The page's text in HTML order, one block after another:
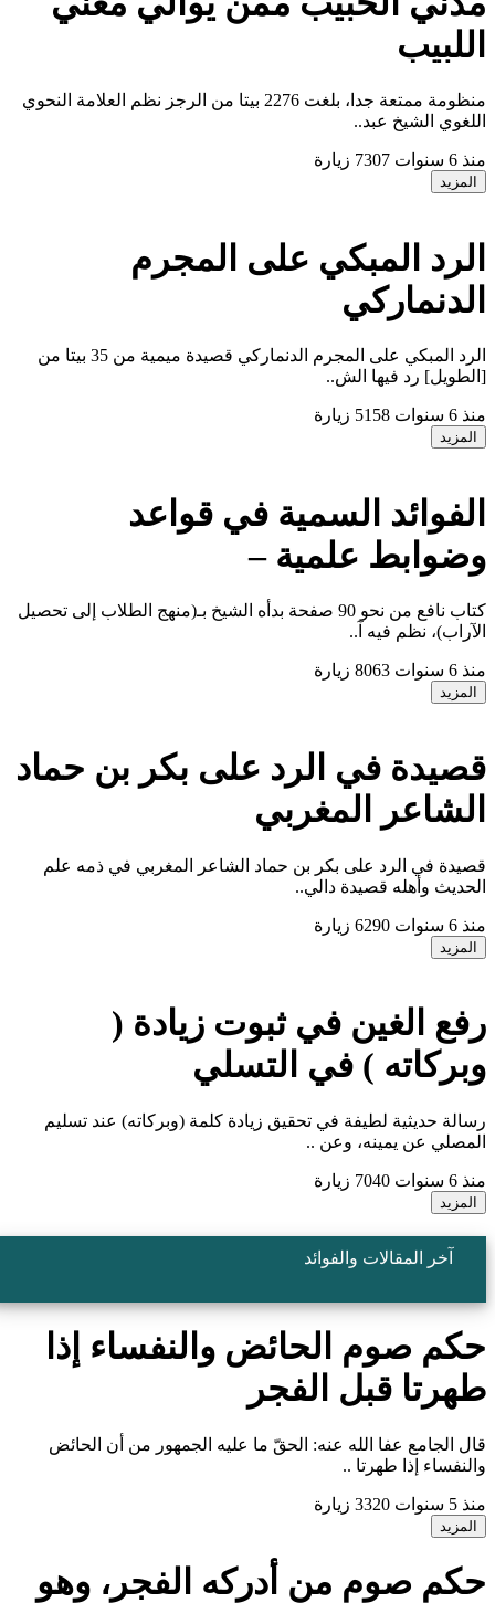
اللبيب
منظومة ممتعة جدا، بلغت 2276 بيتا من الرجز نظم العلامة النحوي
اللغوي الشيخ عبد..
منذ 6 سنوات 7307 زيارة
المزيد
الرد المبكي على المجرم
الدنماركي
الرد المبكي على المجرم الدنماركي قصيدة ميمية من 35 بيتا من
[الطويل] رد فيها الش..
منذ 6 سنوات 5158 زيارة
المزيد
الفوائد السمية في قواعد
وضوابط علمية –
كتاب نافع من نحو 90 صفحة بدأه الشيخ بـ(منهج الطلاب إلى تحصيل
الآراب)، نظم فيه آ..
منذ 6 سنوات 8063 زيارة
المزيد
قصيدة في الرد على بكر بن حماد
الشاعر المغربي
قصيدة في الرد على بكر بن حماد الشاعر المغربي في ذمه علم
الحديث وأهله قصيدة دالي..
منذ 6 سنوات 6290 زيارة
المزيد
رفع الغين في ثبوت زيادة (
وبركاته ) في التسلي
رسالة حديثية لطيفة في تحقيق زيادة كلمة (وبركاته) عند تسليم
المصلي عن يمينه، وعن ..
منذ 6 سنوات 7040 زيارة
المزيد
آخر المقالات والفوائد
حكم صوم الحائض والنفساء إذا
طهرتا قبل الفجر
قال الجامع عفا الله عنه: الحقّ ما عليه الجمهور من أن الحائض
والنفساء إذا طهرتا ..
منذ 5 سنوات 3320 زيارة
المزيد
حكم صوم من أدركه الفجر، وهو